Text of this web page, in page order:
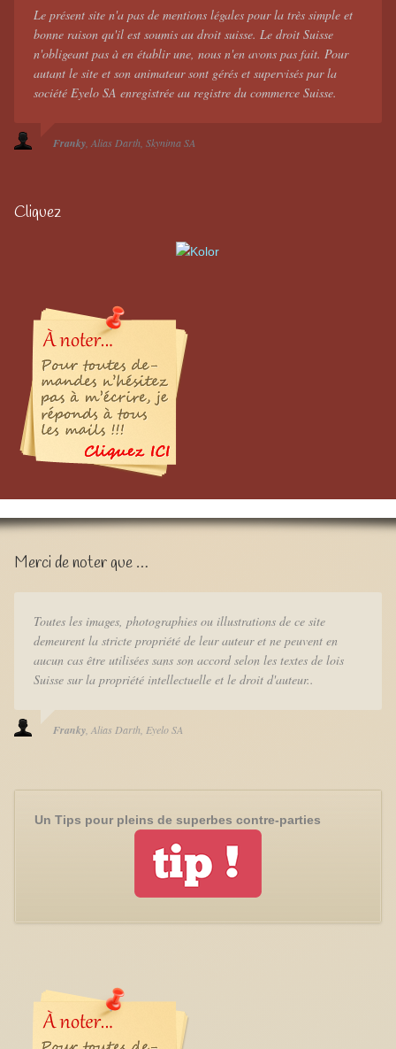
Le présent site n'a pas de mentions légales pour la très simple et
bonne raison qu'il est soumis au droit suisse. Le droit Suisse
n'obligeant pas à en établir une, nous n'en avons pas fait. Pour
autant le site et son animateur sont gérés et supervisés par la
société Eyelo SA enregistrée au registre du commerce Suisse.
Franky Alias Darth Skynima SA
Cliquez
Merci de noter que …
Toutes les images, photographies ou illustrations de ce site
demeurent la stricte propriété de leur auteur et ne peuvent en
aucun cas être utilisées sans son accord selon les textes de lois
Suisse sur la propriété intellectuelle et le droit d'auteur..
Franky Alias Darth Eyelo SA
Un Tips pour pleins de superbes contre-parties